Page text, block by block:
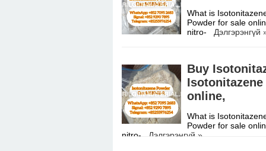
What is
Powder for sale
nitro- Дэлгэрэнгүй
Buy
Isotonitazene
online,
What is
Powder for sale
nitro-
Дэлгэрэнгүй »